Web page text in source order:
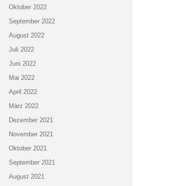
Oktober 2022
September 2022
August 2022
Juli 2022
Juni 2022
Mai 2022
April 2022
März 2022
Dezember 2021
November 2021
Oktober 2021
September 2021
August 2021